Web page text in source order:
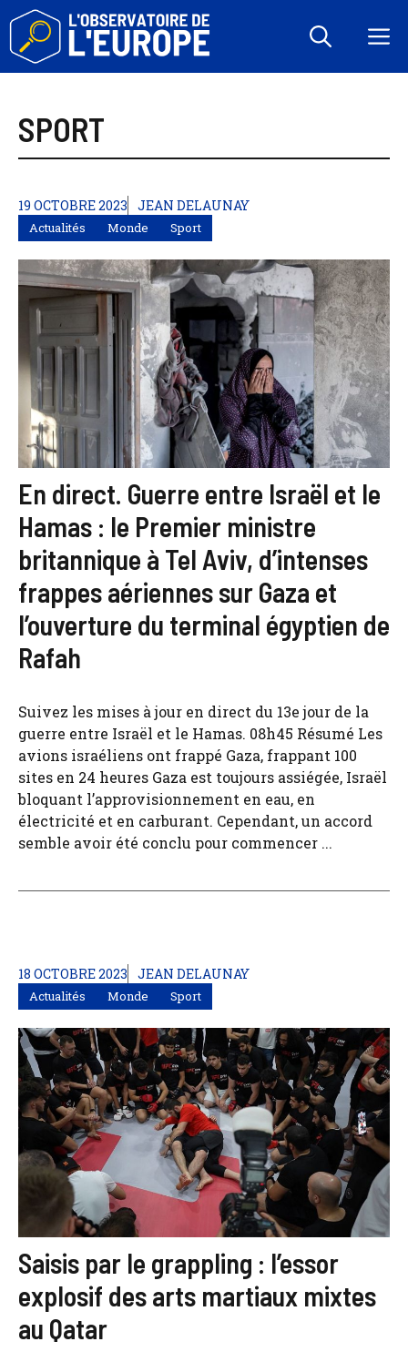
Aller
contenu
SPORT
19 OCTOBRE 2023 JEAN DELAUNAY
Actualités Monde Sport
En direct. Guerre entre Israël et le
Hamas : le Premier ministre
britannique à Tel Aviv, d’intenses
frappes aériennes sur Gaza et
l’ouverture du terminal égyptien de
Rafah
Suivez les mises à jour en direct du 13e jour de la
guerre entre Israël et le Hamas. 08h45 Résumé Les
avions israéliens ont frappé Gaza, frappant 100
sites en 24 heures Gaza est toujours assiégée, Israël
bloquant l’approvisionnement en eau, en
électricité et en carburant. Cependant, un accord
semble avoir été conclu pour commencer ...
18 OCTOBRE 2023 JEAN DELAUNAY
Actualités Monde Sport
Saisis par le grappling : l’essor
explosif des arts martiaux mixtes
au Qatar